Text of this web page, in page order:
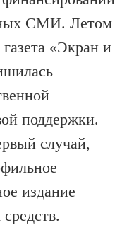
СМИ. Летом
газета «Экран и
поддержки.
случай,
издание